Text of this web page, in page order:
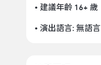
• 建議年齡 16+ 歲
• 演出語言: 無語言